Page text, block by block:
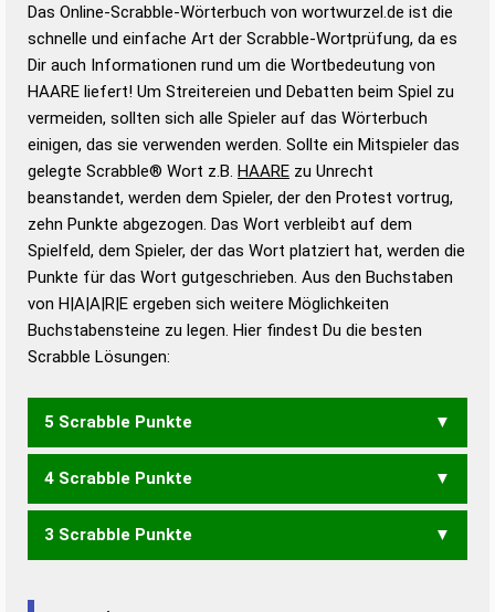
Wortwurzel liefert mit Hilfe eines semantischen
Wortanalyse-Algorithmus gute Anhaltspunkte zu
Wortbedeutung, Worttrennung und Wortform, um die
Gültigkeit eines Wortes für das Scrabble-Spiel zu
bestimmen!
zugelassene Turnier Scrabble-
Wörterbücher sind:
Duden – Standardwerk in 12 Bänden
Duden – Richtiges und gutes
Deutsch
Duden – Die deutsche Grammatik
Duden – Deutsches
Das Online-Scrabble-Wörterbuch von wortwurzel.de ist die
schnelle und einfache Art der Scrabble-Wortprüfung, da es
Dir auch Informationen rund um die Wortbedeutung von
HAARE liefert! Um Streitereien und Debatten beim Spiel zu
vermeiden, sollten sich alle Spieler auf das Wörterbuch
einigen, das sie verwenden werden. Sollte ein Mitspieler das
gelegte Scrabble® Wort z.B. HAARE zu Unrecht
beanstandet, werden dem Spieler, der den Protest vortrug,
zehn Punkte abgezogen. Das Wort verbleibt auf dem
Spielfeld, dem Spieler, der das Wort platziert hat, werden die
Punkte für das Wort gutgeschrieben. Aus den Buchstaben
von H|A|A|R|E ergeben sich weitere Möglichkeiten
Buchstabensteine zu legen. Hier findest Du die besten
Scrabble Lösungen:
5 Scrabble Punkte
RAHE REHA
4 Scrabble Punkte
AHA EHR HAR HER RAH
3 Scrabble Punkte